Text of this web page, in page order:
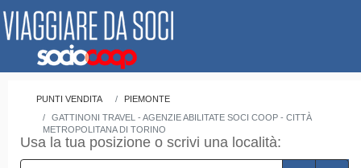
PUNTI VENDITA
PIEMONTE
GATTINONI TRAVEL - AGENZIE ABILITATE SOCI COOP - CITTÀ
METROPOLITANA DI TORINO
Usa la tua posizione o scrivi una località: